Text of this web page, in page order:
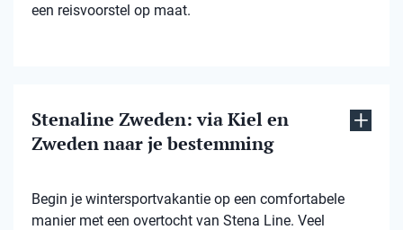
een reisvoorstel op maat.
Stenaline Zweden: via Kiel en
Zweden naar je bestemming
Begin je wintersportvakantie op een comfortabele
manier met een overtocht van Stena Line. Veel